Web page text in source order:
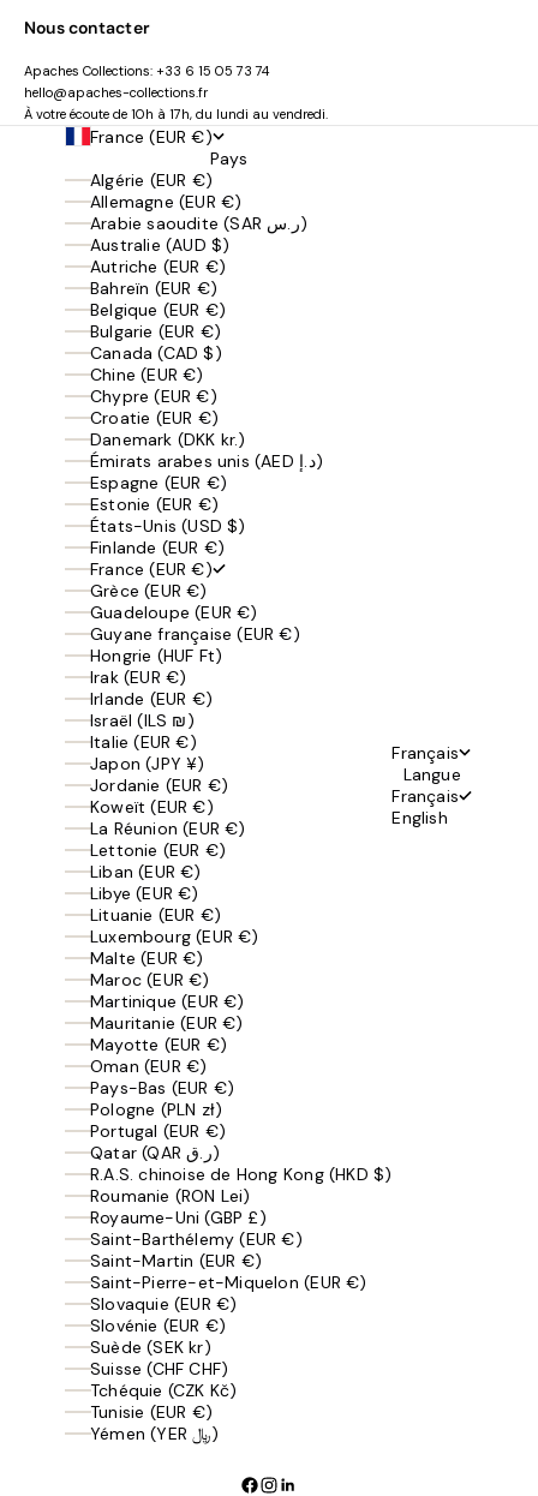
Nous contacter
Apaches Collections: +33 6 15 05 73 74
hello@apaches-collections.fr
À votre écoute de 10h à 17h, du lundi au vendredi.
France (EUR €)
Pays
Algérie (EUR €)
Allemagne (EUR €)
Arabie saoudite (SAR ر.س)
Australie (AUD $)
Autriche (EUR €)
Bahreïn (EUR €)
Belgique (EUR €)
Bulgarie (EUR €)
Canada (CAD $)
Chine (EUR €)
Chypre (EUR €)
Croatie (EUR €)
Danemark (DKK kr.)
Émirats arabes unis (AED د.إ)
Espagne (EUR €)
Estonie (EUR €)
États-Unis (USD $)
Finlande (EUR €)
France (EUR €)
Grèce (EUR €)
Guadeloupe (EUR €)
Guyane française (EUR €)
Hongrie (HUF Ft)
Irak (EUR €)
Irlande (EUR €)
Israël (ILS ₪)
Italie (EUR €)
Japon (JPY ¥)
Jordanie (EUR €)
Koweït (EUR €)
La Réunion (EUR €)
Lettonie (EUR €)
Liban (EUR €)
Libye (EUR €)
Lituanie (EUR €)
Luxembourg (EUR €)
Malte (EUR €)
Maroc (EUR €)
Martinique (EUR €)
Mauritanie (EUR €)
Mayotte (EUR €)
Oman (EUR €)
Pays-Bas (EUR €)
Pologne (PLN zł)
Portugal (EUR €)
Qatar (QAR ر.ق)
R.A.S. chinoise de Hong Kong (HKD $)
Roumanie (RON Lei)
Royaume-Uni (GBP £)
Saint-Barthélemy (EUR €)
Saint-Martin (EUR €)
Saint-Pierre-et-Miquelon (EUR €)
Slovaquie (EUR €)
Slovénie (EUR €)
Suède (SEK kr)
Suisse (CHF CHF)
Tchéquie (CZK Kč)
Tunisie (EUR €)
Yémen (YER ﷼)
Français
Langue
Français
English